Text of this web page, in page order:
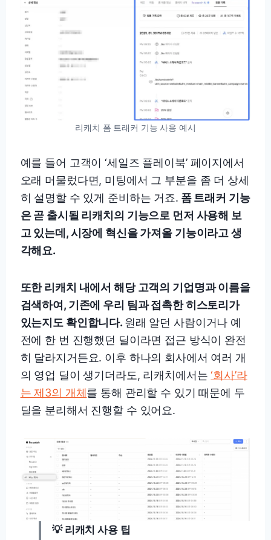
리캐치 폼 트래커 기능 사용 예시
예를 들어 고객이 ‘세일즈 플레이북’ 페이지에서
오래 머물렀다면, 미팅에서 그 부분을 좀 더 상세
히 설명할 수 있게 준비하는 거죠. 폼 트래커 기능
은 곧 출시될 리캐치의 기능으로 먼저 사용해 보
고 있는데, 시장에 혁신을 가져올 기능이라고 생
각해요.
또한 리캐치 내에서 해당 고객의 기업명과 이름을
검색하여, 기존에 우리 팀과 접촉한 히스토리가
있는지도 확인합니다. 원래 알던 사람이거나 예
전에 한 번 진행했던 딜이라면 접근 방식이 완전
히 달라지거든요. 이후 하나의 회사에서 여러 개
의 영업 딜이 생기더라도, 리캐치에서는‘회사’라
는 제3의 개체를 통해 관리할 수 있기 때문에 두
딜을 분리해서 진행할 수 있어요.
💡 리캐치 사용 팁